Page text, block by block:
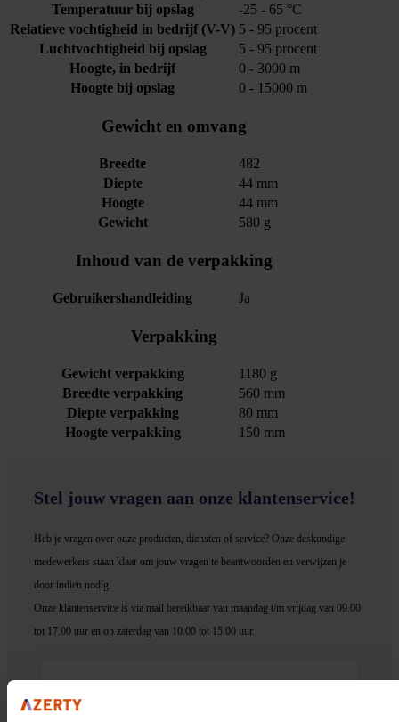
Temperatuur bij opslag
-25 - 65 °C
Relatieve vochtigheid in bedrijf (V-V) 5 - 95 procent
Luchtvochtigheid bij opslag
5 - 95 procent
Hoogte, in bedrijf
0 - 3000 m
Hoogte bij opslag
0 - 15000 m
Gewicht en omvang
Breedte
482
Diepte
44 mm
Hoogte
44 mm
Gewicht
580 g
Inhoud van de verpakking
Gebruikershandleiding Ja
Verpakking
Gewicht verpakking
1180 g
Breedte verpakking
560 mm
Diepte verpakking
80 mm
Hoogte verpakking
150 mm
Stel jouw vragen aan onze klantenservice!
Heb je vragen over onze producten, diensten of service? Onze deskundige
medewerkers staan klaar om jouw vragen te beantwoorden en verwijzen je
door indien nodig.
Onze klantenservice is via mail bereikbaar van maandag t/m vrijdag van 09.00
tot 17.00 uur en op zaterdag van 10.00 tot 15.00 uur.